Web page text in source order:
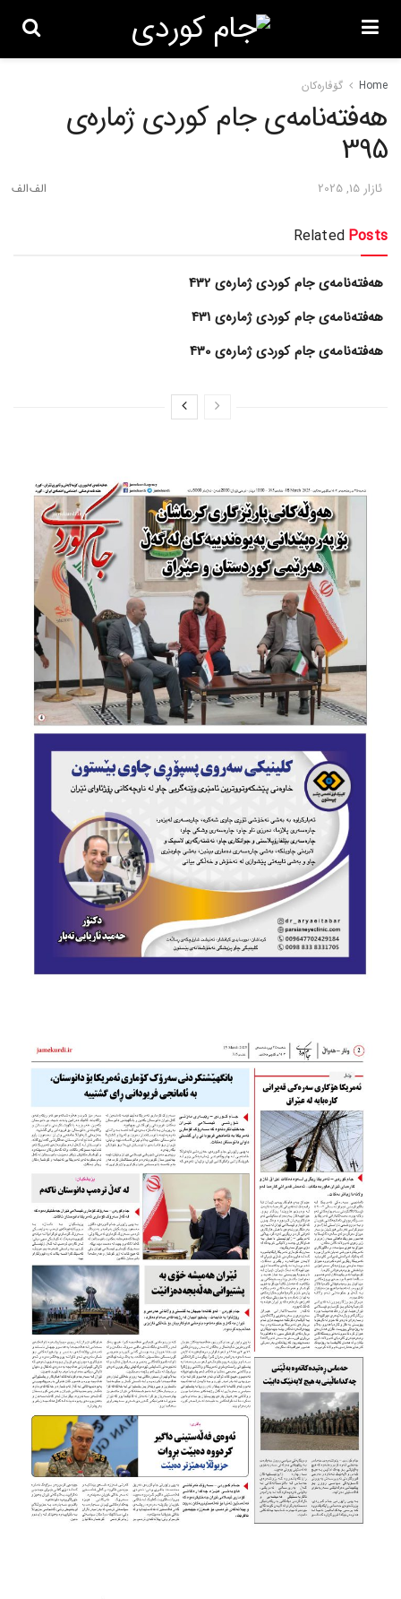
Home گۆڤاره‌کان
هەفتەنامەی جام کوردی ژمارەی
395
ئازار 15, 2025
Related Posts
هەفتەنامەی جام کوردی ژمارەی 432
هەفتەنامەی جام کوردی ژمارەی 431
هەفتەنامەی جام کوردی ژمارەی 430